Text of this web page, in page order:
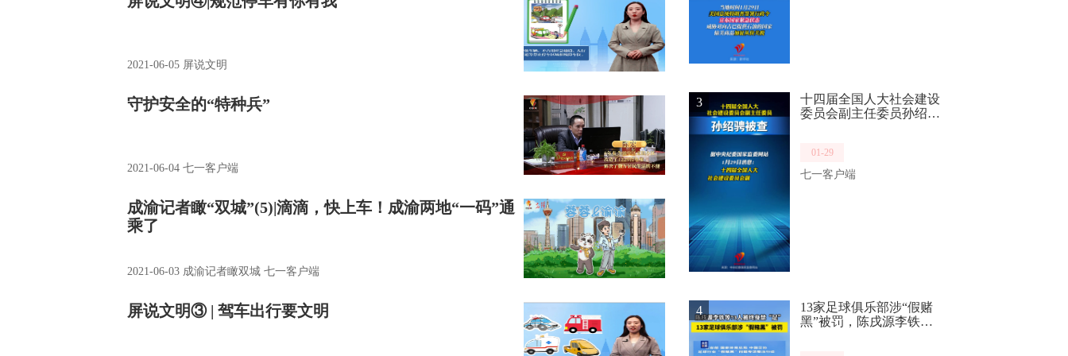
2021-06-05 屏说文明
守护安全的“特种兵”
2021-06-04 七一客户端
成渝记者瞰“双城”(5)|滴滴，快上车！成渝两地“一码”通
乘了
2021-06-03 成渝记者瞰双城 七一客户端
屏说文明③ | 驾车出行要文明
3
十四届全国人大社会建设
委员会副主任委员孙绍骋
01-29
七一客户端
4
13家足球俱乐部涉“假赌
黑”被罚，陈戌源李铁等7